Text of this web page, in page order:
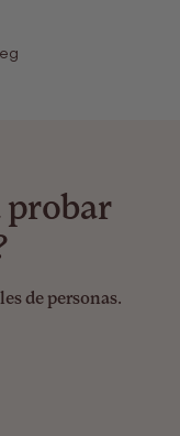
de personas.
probar